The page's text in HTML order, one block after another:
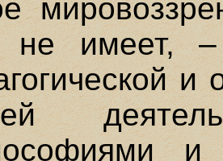
не имеет,
и
и